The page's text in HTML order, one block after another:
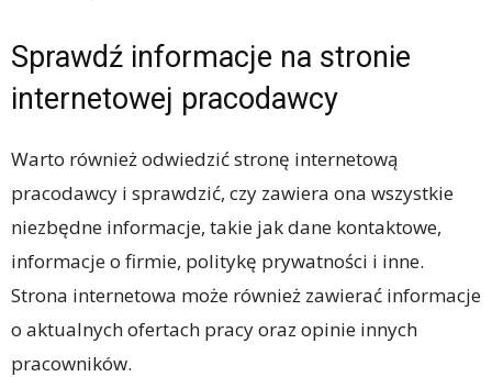
Sprawdź informacje na stronie
internetowej pracodawcy
Warto również odwiedzić stronę internetową
pracodawcy i sprawdzić, czy zawiera ona wszystkie
niezbędne informacje, takie jak dane kontaktowe,
informacje o firmie, politykę prywatności i inne.
Strona internetowa może również zawierać informacje
o aktualnych ofertach pracy oraz opinie innych
pracowników.